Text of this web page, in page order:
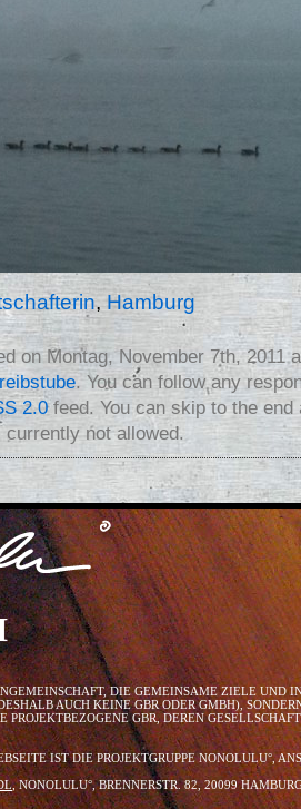
,Hamburg
on Montag, November 7th, 2011
. You can follow any
2.0feed. You can skip to the end
not allowed.
DIE GEMEINSAME ZIELE UND
AUCH KEINE GBR ODER GMBH),
PROJEKTBEZOGENE GBR, DEREN
IST DIE PROJEKTGRUPPE NONOLULU°,
, NONOLULU°, BRENNERSTR. 82, 20099